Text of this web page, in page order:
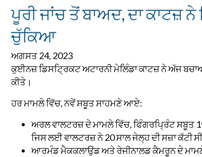
ਪੂਰੀ ਜਾਂਚ ਤੋਂ ਬਾਅਦ, ਦਾ ਕਾਟਜ਼
ਚੁੱਕਿਆ
ਅਗਸਤ 24, 2023
ਕੁਈਨਜ਼ ਡਿਸਟ੍ਰਿਕਟ ਅਟਾਰਨੀ ਮੇਲਿੰਡਾ ਕਾਟਜ਼ ਨੇ ਅੱਜ
ਕੀਤੇ।
ਹਰ ਮਾਮਲੇ ਵਿੱਚ, ਨਵੇਂ ਸਬੂਤ ਸਾਹਮਣੇ ਆਏ:
ਅਰਲ ਵਾਲਟਰਜ਼ ਦੇ ਮਾਮਲੇ ਵਿੱਚ,ਫਿੰਗਰਪ੍ਰਿੰਟ ਸਬੂਤ
ਜਿਸ ਲਈ ਵਾਲਟਰਜ਼ ਨੇ 20 ਸਾਲ ਜੇਲ੍ਹ ਦੀ ਸਜ਼ਾ ਕੱਟੀ
ਆਰਮੰਡ ਮੈਕਕਲਾਉਡ ਅਤੇ ਰੇਜੀਨਾਲਡ ਕੈਮਰੂਨ ਦੇ